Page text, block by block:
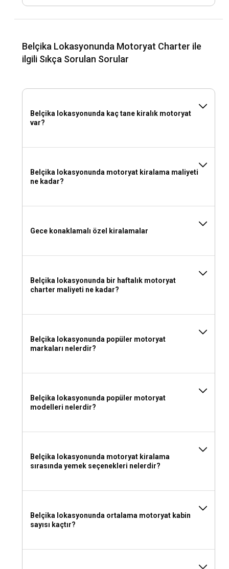
Belçika lokasyonunda mürettebatlı mı yoksa
Mürettebatlı bir motoryat, size daha fazla zaman ve rahatlık
sağlar. Mürettebat, seyahatiniz boyunca ihtiyaçlarınızı
hangi lisansa ihtiyacım var?
teknenin boyutu ve tipine göre değişiklik gösterebilir.
Belçika lokasyonunda motoryat kiralamak için
Yolculuğa çıkmadan önce yanınıza kişisel eşyalarınızı, rahat
gözlüğünü almayı unutmayın.
Belçika Lokasyonunda Motoryat Charter ile
ilgili Sıkça Sorulan Sorular
Belçika lokasyonunda kaç tane kiralık motoryat
var?
Belçika lokasyonunda motoryat kiralama maliyeti
ne kadar?
Gece konaklamalı özel kiralamalar
Belçika lokasyonunda bir haftalık motoryat
charter maliyeti ne kadar?
Belçika lokasyonunda popüler motoryat
markaları nelerdir?
Belçika lokasyonunda popüler motoryat
modelleri nelerdir?
Belçika lokasyonunda motoryat kiralama
sırasında yemek seçenekleri nelerdir?
Belçika lokasyonunda ortalama motoryat kabin
sayısı kaçtır?